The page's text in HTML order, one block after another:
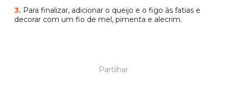
3. Para finalizar, adicionar o queijo e o figo às fatias e
decorar com um fio de mel, pimenta e alecrim.
Partilhar